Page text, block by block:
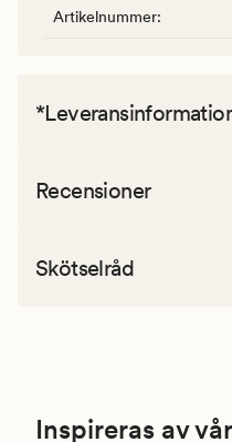
Artikelnummer:
Recensioner
Skötselråd
Inspireras av